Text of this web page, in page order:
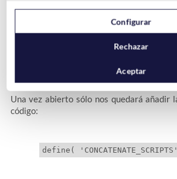
Es muy importante que se realice una
archivo wp-config.php antes de realizar
Una vez abierto sólo nos quedará añadir
código:
Configurar
Rechazar
Aceptar